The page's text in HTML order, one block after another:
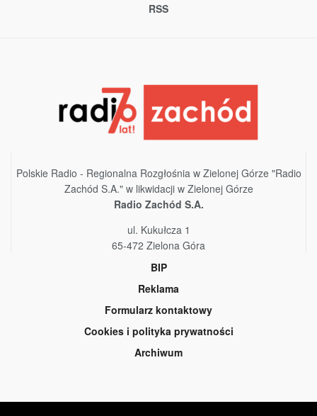
RSS
Polskie Radio - Regionalna Rozgłośnia w Zielonej Górze "Radio
Zachód S.A." w likwidacji w Zielonej Górze
Radio Zachód S.A.
ul. Kukułcza 1
65-472 Zielona Góra
BIP
Reklama
Formularz kontaktowy
Cookies i polityka prywatności
Archiwum